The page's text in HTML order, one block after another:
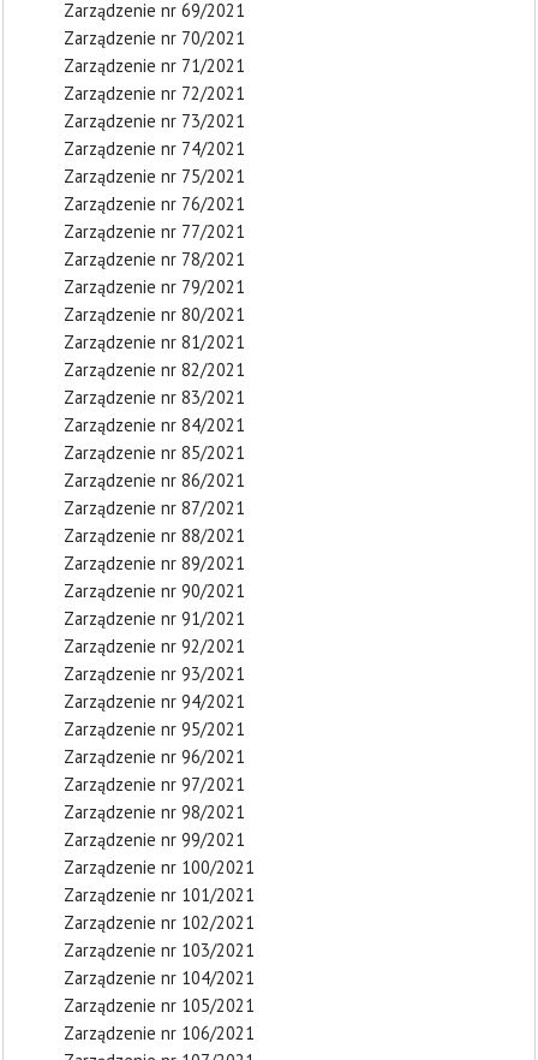
Zarządzenie nr 69/2021
Zarządzenie nr 70/2021
Zarządzenie nr 71/2021
Zarządzenie nr 72/2021
Zarządzenie nr 73/2021
Zarządzenie nr 74/2021
Zarządzenie nr 75/2021
Zarządzenie nr 76/2021
Zarządzenie nr 77/2021
Zarządzenie nr 78/2021
Zarządzenie nr 79/2021
Zarządzenie nr 80/2021
Zarządzenie nr 81/2021
Zarządzenie nr 82/2021
Zarządzenie nr 83/2021
Zarządzenie nr 84/2021
Zarządzenie nr 85/2021
Zarządzenie nr 86/2021
Zarządzenie nr 87/2021
Zarządzenie nr 88/2021
Zarządzenie nr 89/2021
Zarządzenie nr 90/2021
Zarządzenie nr 91/2021
Zarządzenie nr 92/2021
Zarządzenie nr 93/2021
Zarządzenie nr 94/2021
Zarządzenie nr 95/2021
Zarządzenie nr 96/2021
Zarządzenie nr 97/2021
Zarządzenie nr 98/2021
Zarządzenie nr 99/2021
Zarządzenie nr 100/2021
Zarządzenie nr 101/2021
Zarządzenie nr 102/2021
Zarządzenie nr 103/2021
Zarządzenie nr 104/2021
Zarządzenie nr 105/2021
Zarządzenie nr 106/2021